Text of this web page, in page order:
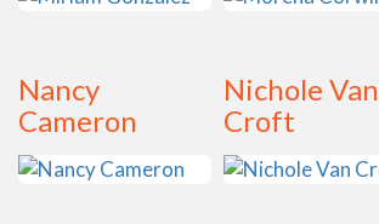
Nancy
Cameron
Nichole Van
Croft